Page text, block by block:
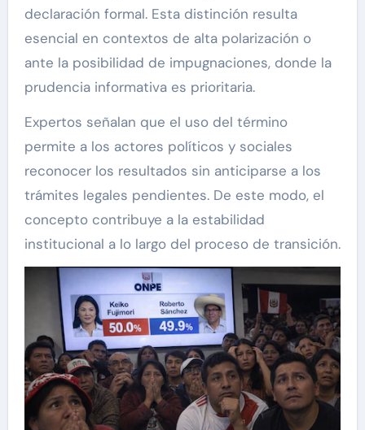
declaración formal. Esta distinción resulta
esencial en contextos de alta polarización o
ante la posibilidad de impugnaciones, donde la
prudencia informativa es prioritaria.
Expertos señalan que el uso del término
permite a los actores políticos y sociales
reconocer los resultados sin anticiparse a los
trámites legales pendientes. De este modo, el
concepto contribuye a la estabilidad
institucional a lo largo del proceso de transición.